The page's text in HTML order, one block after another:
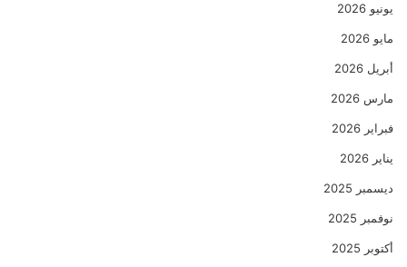
يونيو 2026
مايو 2026
أبريل 2026
مارس 2026
فبراير 2026
يناير 2026
ديسمبر 2025
نوفمبر 2025
أكتوبر 2025